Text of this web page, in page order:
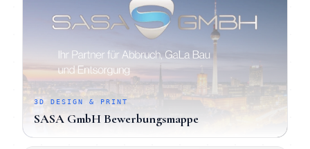
3D DESIGN & PRINT
SASA GmbH Bewerbungsmappe